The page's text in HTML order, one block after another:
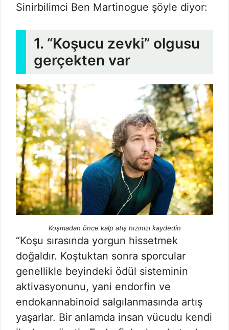
Sinirbilimci Ben Martinogue şöyle diyor:
1. “Koşucu zevki” olgusu
gerçekten var
Koşmadan önce kalp atış hızınızı kaydedin
“Koşu sırasında yorgun hissetmek
doğaldır. Koştuktan sonra sporcular
genellikle beyindeki ödül sisteminin
aktivasyonunu, yani endorfin ve
endokannabinoid salgılanmasında artış
yaşarlar. Bir anlamda insan vücudu kendi